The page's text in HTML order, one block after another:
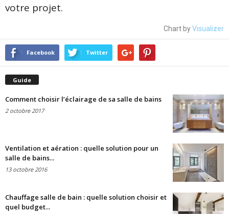
votre projet.
Chart byVisualizer
Facebook Twitter
Guide
Comment choisir l’éclairage de sa salle de bains
2 octobre 2017
Ventilation et aération : quelle solution pour un
salle de bains...
13 octobre 2016
Chauffage salle de bain : quelle solution choisir et
quel budget...